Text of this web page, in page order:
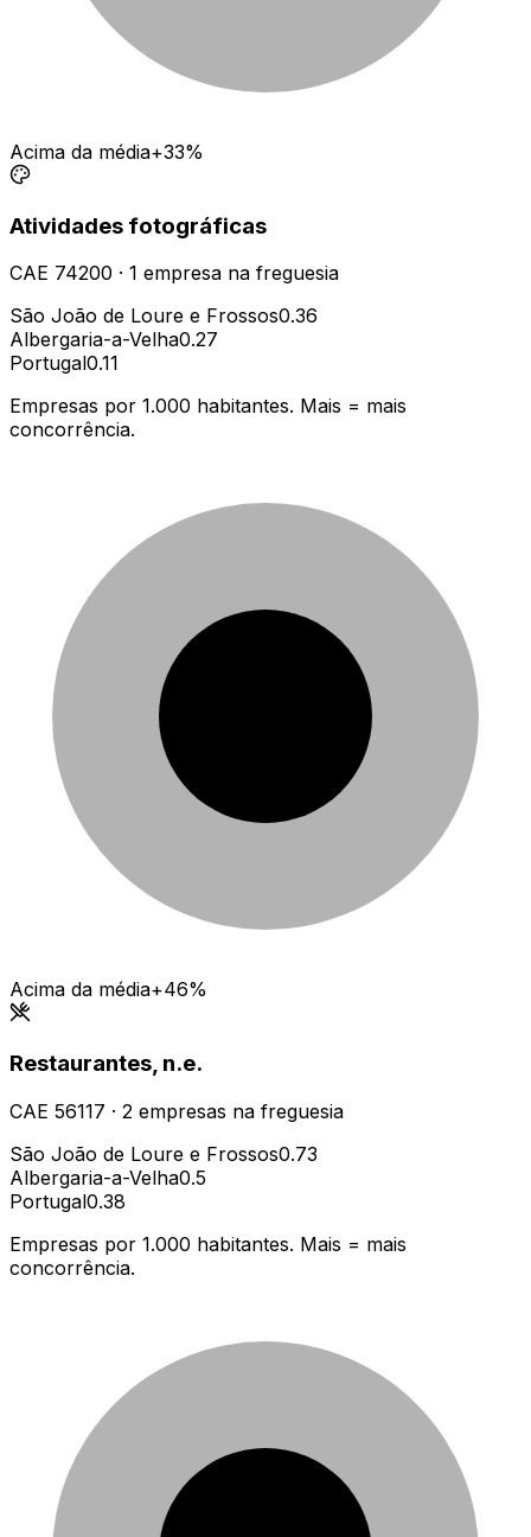
Acima da média+33%
Atividades fotográficas
CAE 74200 · 1 empresa na freguesia
São João de Loure e Frossos0.36
Albergaria-a-Velha0.27
Portugal0.11
Empresas por 1.000 habitantes. Mais = mais
concorrência.
Acima da média+46%
Restaurantes, n.e.
CAE 56117 · 2 empresas na freguesia
São João de Loure e Frossos0.73
Albergaria-a-Velha0.5
Portugal0.38
Empresas por 1.000 habitantes. Mais = mais
concorrência.